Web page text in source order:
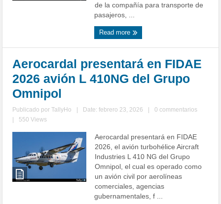
de la compañía para transporte de
pasajeros, ...
Read more
Aerocardal presentará en FIDAE
2026 avión L 410NG del Grupo
Omnipol
Publicado porTallyHo Date: febrero 23, 2026
0 commentarios
550 Views
Aerocardal presentará en FIDAE
2026, el avión turbohélice Aircraft
Industries L 410 NG del Grupo
Omnipol, el cual es operado como
un avión civil por aerolíneas
comerciales, agencias
gubernamentales, f ...